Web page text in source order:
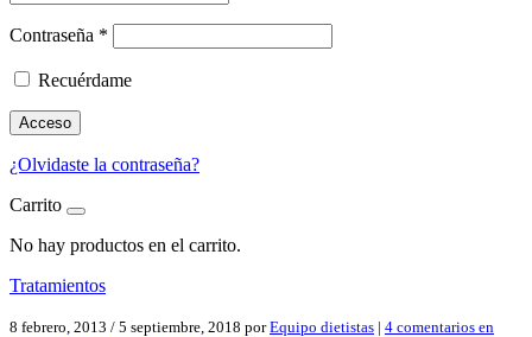
Contraseña *
Recuérdame
Acceso
¿Olvidaste la contraseña?
Carrito
No hay productos en el carrito.
Tratamientos
8 febrero, 2013 / 5 septiembre, 2018 porEquipo dietistas | 4 comentarios en